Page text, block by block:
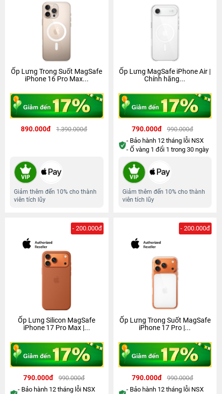
Ốp Lưng Trong Suốt MagSafe
iPhone 16 Pro Max...
890.000đ 1.390.000đ
Giảm thêm đến 10% cho thành
viên tích lũy
Ốp Lưng MagSafe iPhone Air |
Chính hãng...
790.000đ
990.000đ
- Bảo hành 12 tháng lỗi NSX
- Ố vàng 1 đổi 1 trong 30 ngày
Giảm thêm đến 10% cho thành
viên tích lũy
- 200.000đ
Ốp Lưng Silicon MagSafe
iPhone 17 Pro Max |...
790.000đ
990.000đ
- Bảo hành 12 tháng lỗi NSX
- 200.000đ
Ốp Lưng Trong Suốt MagSafe
iPhone 17 Pro |...
790.000đ
990.000đ
- Bảo hành 12 tháng lỗi NSX